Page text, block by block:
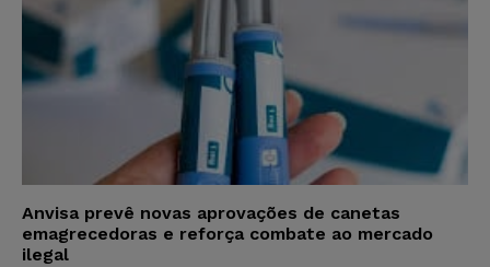
Anvisa prevê novas aprovações de canetas
emagrecedoras e reforça combate ao mercado
ilegal